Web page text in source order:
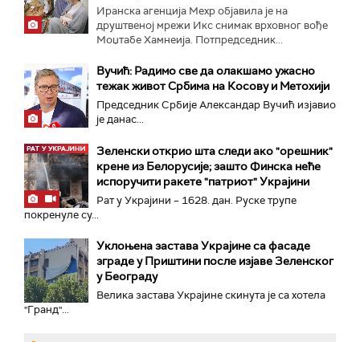
Иранска агенција Мехр објавила је на
друштвеној мрежи Икс снимак врховног вође
Моџтабе Хамнеија. Потпредседник...
Вучић: Радимо све да олакшамо ужасно
тежак живот Србима на Косову и Метохији
Председник Србије Александар Вучић изјавио
је данас...
Зеленски открио шта следи ако "орешник"
крене из Белорусије; зашто Финска неће
испоручити ракете "патриот" Украјини
Рат у Украјини – 1628. дан. Руске трупе
покренуле су...
Уклоњена застава Украјине са фасаде
зграде у Приштини после изјаве Зеленског
у Београду
Велика заставa Украјине скинута је са хотела
"Гранд"...